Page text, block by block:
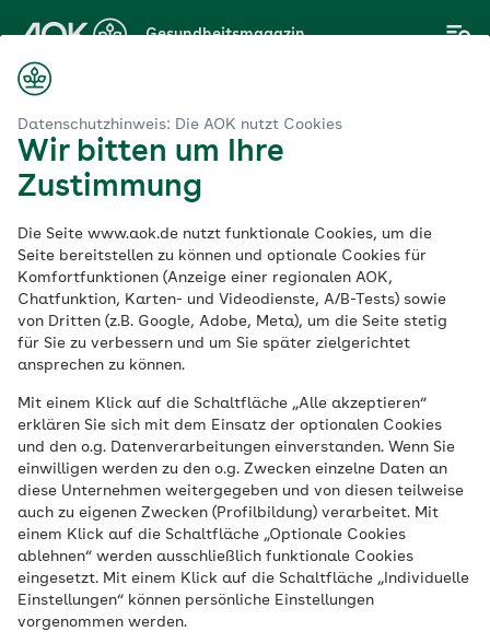
Datenschutzhinweis: Die AOK nutzt Cookies
Wir bitten um Ihre
Zustimmung
Die Seite www.aok.de nutzt funktionale Cookies, um die
Seite bereitstellen zu können und optionale Cookies für
Komfortfunktionen (Anzeige einer regionalen AOK,
Chatfunktion, Karten- und Videodienste, A/B-Tests) sowie
von Dritten (z.B. Google, Adobe, Meta), um die Seite stetig
für Sie zu verbessern und um Sie später zielgerichtet
ansprechen zu können.
Mit einem Klick auf die Schaltfläche „Alle akzeptieren“
erklären Sie sich mit dem Einsatz der optionalen Cookies
und den o.g. Datenverarbeitungen einverstanden. Wenn Sie
einwilligen werden zu den o.g. Zwecken einzelne Daten an
diese Unternehmen weitergegeben und von diesen teilweise
auch zu eigenen Zwecken (Profilbildung) verarbeitet. Mit
einem Klick auf die Schaltfläche „Optionale Cookies
ablehnen“ werden ausschließlich funktionale Cookies
eingesetzt. Mit einem Klick auf die Schaltfläche „Individuelle
Einstellungen“ können persönliche Einstellungen
vorgenommen werden.
Hauptinhalt
springen
Gesundheitsmagazin
Systolischer und
diastolischer
Blutdruck: Wo liegt
der Unterschied?
Veröffentlicht am:
11.05.2021 aktualisiert am 17.02.2026
14 Minuten Lesedauer
Wer regelmäßig seinen Blutdruck misst,
hat schon mal von Fachbegriffen wie